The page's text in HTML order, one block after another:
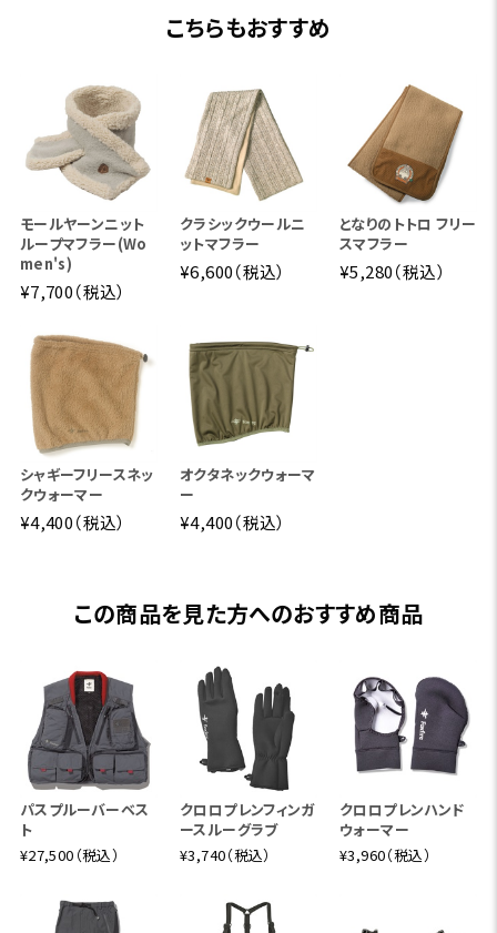
こちらもおすすめ
モールヤーンニット
ループマフラー(Wo
men's)
¥7,700（税込）
クラシックウールニ
ットマフラー
¥6,600（税込）
となりのトトロ フリー
スマフラー
¥5,280（税込）
シャギーフリースネッ
クウォーマー
¥4,400（税込）
オクタネックウォーマ
ー
¥4,400（税込）
この商品を見た方へのおすすめ商品
パスプルーバーベス
ト
¥27,500（税込）
クロロプレンフィンガ
ースルーグラブ
¥3,740（税込）
クロロプレンハンド
ウォーマー
¥3,960（税込）